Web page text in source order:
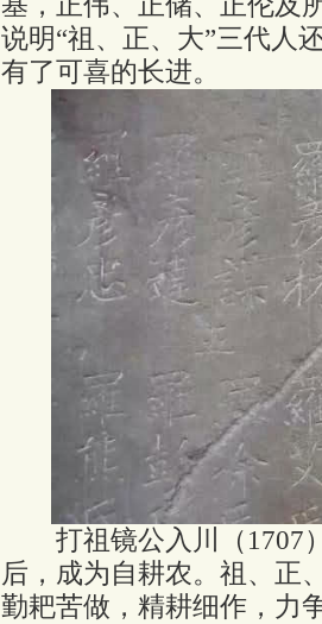
说明“祖、正、大”三代人
有了可喜的长进。
打祖镜公入川（1707）
后，成为自耕农。祖、正
勤耙苦做，精耕细作，力